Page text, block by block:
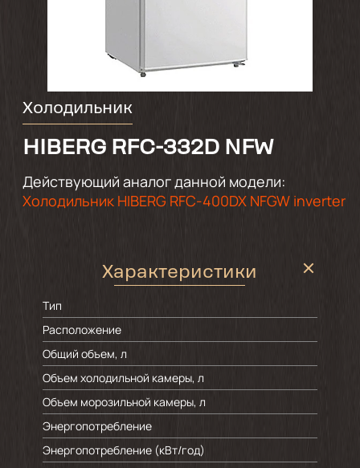
Холодильник
HIBERG RFC-332D NFW
Действующий аналог данной модели:
Холодильник HIBERG RFC-400DX NFGW inverter
Характеристики
Тип
Расположение
Общий объем, л
Объем холодильной камеры, л
Объем морозильной камеры, л
Энергопотребление
Энергопотребление (кВт/год)